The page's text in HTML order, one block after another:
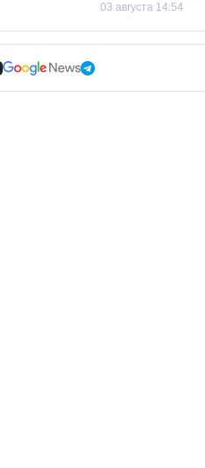
03 августа 14:54